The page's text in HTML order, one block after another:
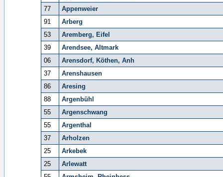
77
Appenweier
91
Arberg
53
Aremberg, Eifel
39
Arendsee, Altmark
06
Arensdorf, Köthen, Anh
37
Arenshausen
86
Aresing
88
Argenbühl
55
Argenschwang
55
Argenthal
37
Arholzen
25
Arkebek
25
Arlewatt